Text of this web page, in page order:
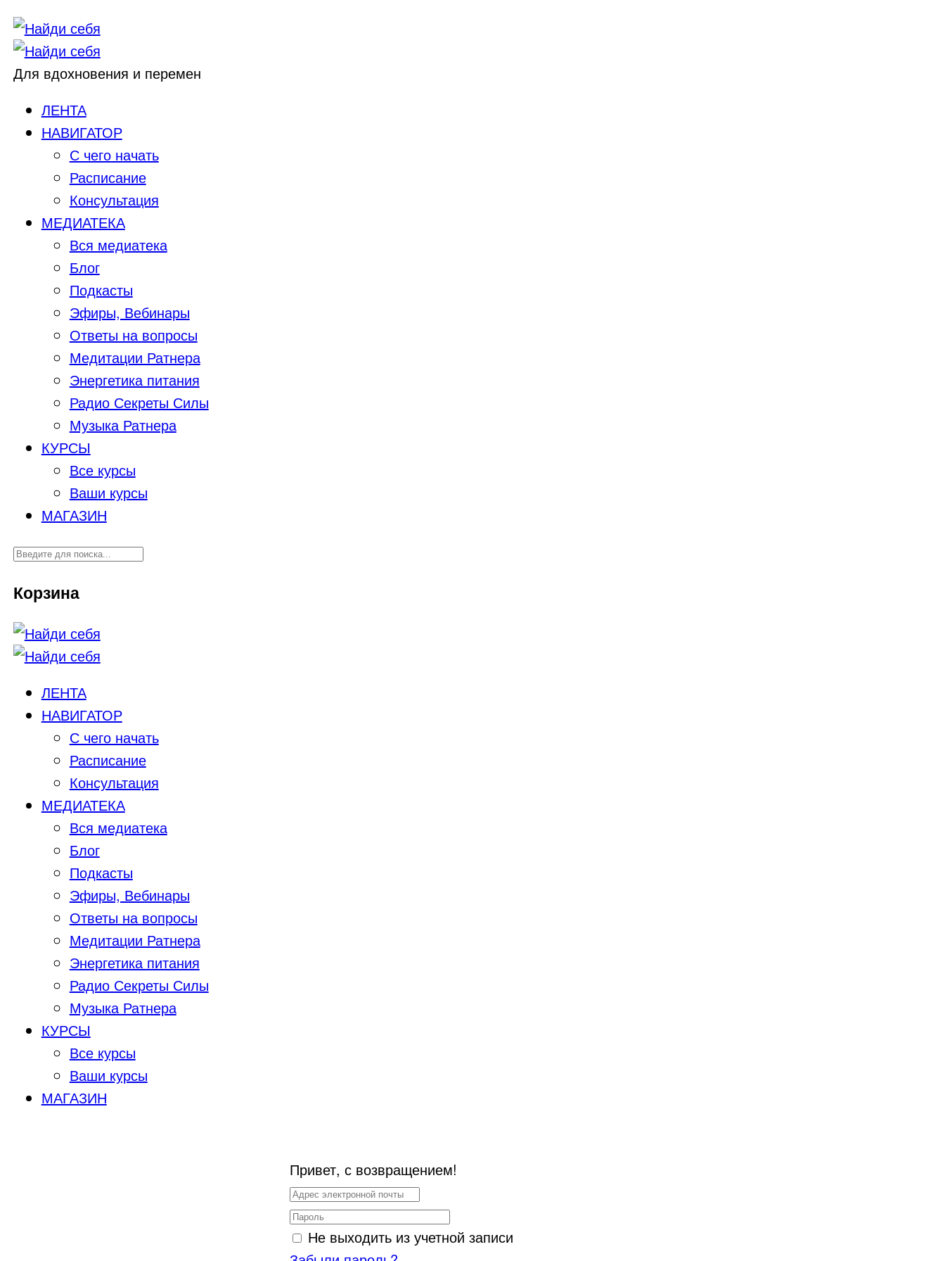
Для вдохновения и перемен
ЛЕНТА
НАВИГАТОР
С чего начать
Расписание
Консультация
МЕДИАТЕКА
Вся медиатека
Блог
Подкасты
Эфиры, Вебинары
Ответы на вопросы
Медитации Ратнера
Энергетика питания
Радио Секреты Силы
Музыка Ратнера
КУРСЫ
Все курсы
Ваши курсы
МАГАЗИН
Корзина
ЛЕНТА
НАВИГАТОР
С чего начать
Расписание
Консультация
МЕДИАТЕКА
Вся медиатека
Блог
Подкасты
Эфиры, Вебинары
Ответы на вопросы
Медитации Ратнера
Энергетика питания
Радио Секреты Силы
Музыка Ратнера
КУРСЫ
Все курсы
Ваши курсы
МАГАЗИН
Привет, с возвращением!
Не выходить из учетной записи